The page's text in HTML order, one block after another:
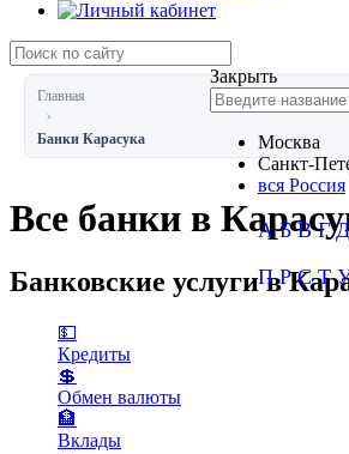
Закрыть
Москва
Санкт-
вся Россия
А Б В Г Д
П Р С Т
Главная
Банки Карасука
Все банки в
Банковские услуги в
💵
Кредиты
💲
Обмен валюты
🏦
Вклады